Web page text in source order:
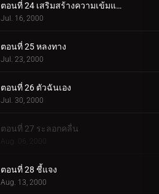
ตอนที่ 24 เสริมสร้างความเข้มแข็ง
Jul. 16, 2000
ตอนที่ 25 หลงทาง
Jul. 23, 2000
ตอนที่ 26 ตัวฉันเอง
Jul. 30, 2000
ตอนที่ 27 ระลอกคลื่น
Aug. 06, 2000
ตอนที่ 28 ชี้แจง
Aug. 13, 2000